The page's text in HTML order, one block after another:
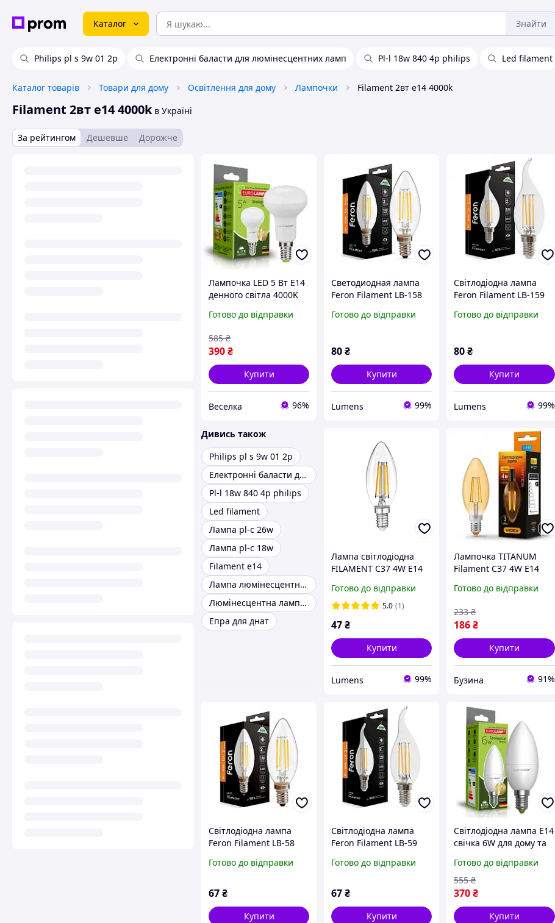
Каталог Знайти
Philips pl s 9w 01 2p Електронні баласти для люмінесцентних ламп Pl-l 18w 840 4p philips Led filament
Каталог товарів Товари для дому Освітлення для дому Лампочки Filament 2вт e14 4000k
Filament 2вт e14 4000kв Україні
За рейтингом Дешевше Дорожче
Лампочка LED 5 Вт E14
денного світла 4000K
кутом світіння 140
Готово до відправки
390₴
585 ₴
Купити
Веселка 96%
Светодиодная лампа
Feron Filament LB-158
Ø35х98 мм
Готово до відправки
80₴
Купити
Lumens 99%
Світлодіодна лампа
Feron Filament LB-159
свічка на вітрі Ø35х118
Готово до відправки
80₴
Купити
Lumens 99%
Дивись також
Philips pl s 9w 01 2p
Електронні баласти для люмінесцентних ламп
Pl-l 18w 840 4p philips
Led filament
Лампа pl-c 26w
Лампа pl-c 18w
Filament e14
Лампа люмінесцентна 18w 765
Люмінесцентна лампа 13w 765 g5
Епра для днат
Лампа світлодіодна
FILAMENT С37 4W E14
Готово до відправки
5.0 (1)
47₴
Купити
Lumens 99%
Лампочка TITANUM
Filament C37 4W E14
TLFC3704142A berlin
Готово до відправки
186₴
233 ₴
Купити
Бузина 91%
Світлодіодна лампа
Feron Filament LB-58
Готово до відправки
67₴
Купити
Світлодіодна лампа
Feron Filament LB-59
вітрі
Готово до відправки
67₴
Купити
Світлодіодна лампа E14
свічка 6W для дому та
4000K
енергозберігаюча
Готово до відправки
370₴
555 ₴
Купити